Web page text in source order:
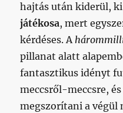
hajtás után kiderül,
játékosa, mert
kérdéses. A
pillanat alatt
fantasztikus idényt
meccsről-meccsre,
megszorítani a